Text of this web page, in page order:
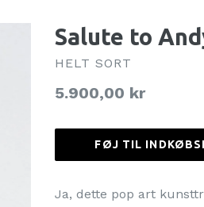
Salute to
HELT SORT
Normalpris
5.900,00 kr
FØJ TIL
Ja, dette pop art